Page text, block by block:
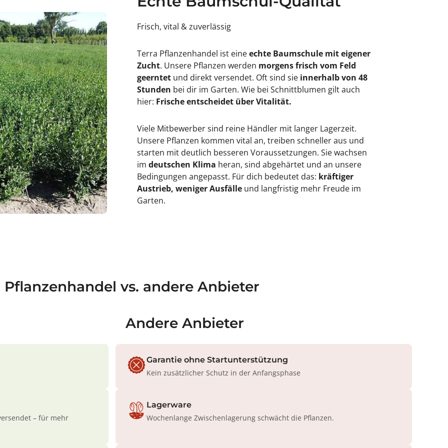
3
;
K
s
h
u
&
#
3
9
K
s
&
3
9
Frisch, vital & zuverlässig
Terra Pflanzenhandel ist eineechte Baumschule mit eigener
Zucht. Unsere Pflanzen werden morgens frisch vom Feld
geerntet und direkt versendet. Oft sind sie innerhalb von 48
Stunden bei dir im Garten. Wie bei Schnittblumen gilt auch
hier: Frische entscheidet über Vitalität.
Viele Mitbewerber sind reine Händler mit langer Lagerzeit.
Unsere Pflanzen kommen vital an, treiben schneller aus und
starten mit deutlich besseren Voraussetzungen. Sie wachsen
im deutschen Klima heran, sind abgehärtet und an unsere
Bedingungen angepasst. Für dich bedeutet das: kräftiger
Austrieb, weniger Ausfälle und langfristig mehr Freude im
Garten.
Pflanzenhandel vs. andere Anbieter
Andere Anbieter
Garantie ohne Startunterstützung
Kein zusätzlicher Schutz in der Anfangsphase
– für mehr
Lagerware
Wochenlange Zwischenlagerung schwächt die Pflanzen.